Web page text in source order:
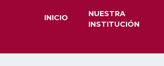
INICIO
NUESTRA
INSTITUCIÓN